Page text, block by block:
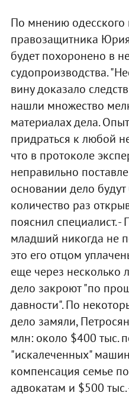
По мнению одесского
правозащитника
будет похоронено в
судопроизводства.
вину доказало
нашли множество
материалах дела.
придраться к любой
что в протоколе
неправильно
основании дело
количество раз
пояснил специалист.
младший никогда не
это его отцом
еще через несколько
дело закроют "по
давности". По
дело замяли,
млн: около $400 тыс.
"искалеченных"
компенсация семье
адвокатам и $500 тыс.